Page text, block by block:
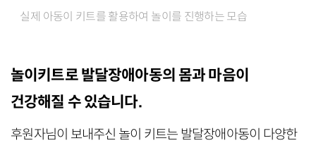
실제 아동이 키트를 활용하여 놀이를 진행하는 모습
놀이키트로 발달장애아동의 몸과 마음이
건강해질 수 있습니다.
후원자님이 보내주신 놀이 키트는 발달장애아동이 다양한